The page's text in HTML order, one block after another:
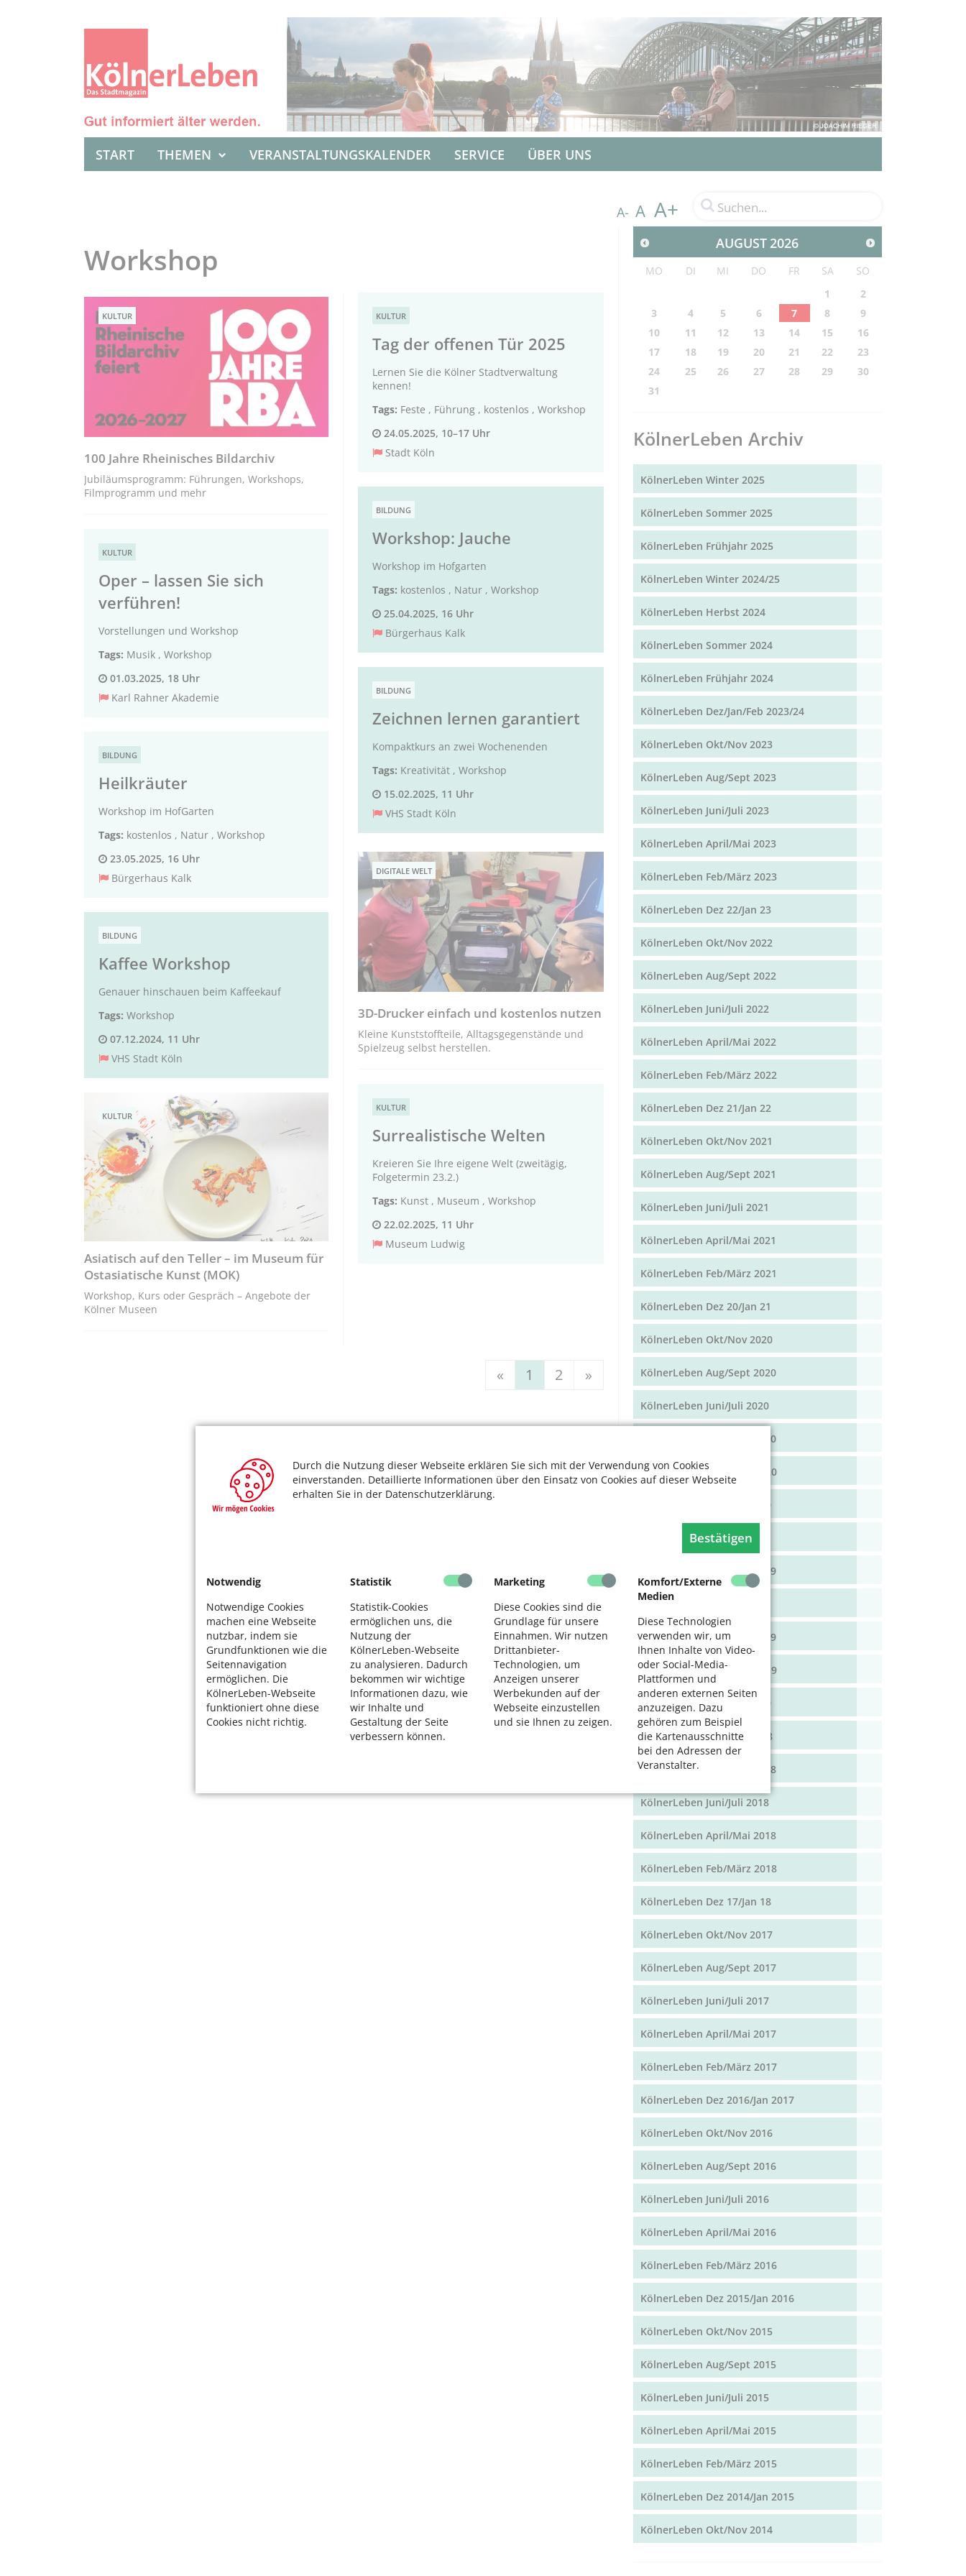
Durch die Nutzung dieser Webseite erklären Sie sich mit der Verwendung von Cookies
einverstanden. Detaillierte Informationen über den Einsatz von Cookies auf dieser Webseite
erhalten Sie in der Datenschutzerklärung.
Bestätigen
Notwendig
Notwendige Cookies
machen eine Webseite
nutzbar, indem sie
Grundfunktionen wie die
Seitennavigation
ermöglichen. Die
KölnerLeben-Webseite
funktioniert ohne diese
Cookies nicht richtig.
Statistik
Statistik-Cookies
ermöglichen uns, die
Nutzung der
KölnerLeben-Webseite
zu analysieren. Dadurch
bekommen wir wichtige
Informationen dazu, wie
wir Inhalte und
Gestaltung der Seite
verbessern können.
Marketing
Diese Cookies sind die
Grundlage für unsere
Einnahmen. Wir nutzen
Drittanbieter-
Technologien, um
Anzeigen unserer
Werbekunden auf der
Webseite einzustellen
und sie Ihnen zu zeigen.
Komfort/Externe
Medien
Diese Technologien
verwenden wir, um
Ihnen Inhalte von Video-
oder Social-Media-
Plattformen und
anderen externen Seiten
anzuzeigen. Dazu
gehören zum Beispiel
die Kartenausschnitte
bei den Adressen der
Veranstalter.
START THEMEN VERANSTALTUNGSKALENDER SERVICE ÜBER UNS
A- A A+
Workshop
KULTUR
100 Jahre Rheinisches Bildarchiv
Jubiläumsprogramm: Führungen, Workshops,
Filmprogramm und mehr
KULTUR
Oper – lassen Sie sich
verführen!
Vorstellungen und Workshop
Tags: Musik , Workshop
01.03.2025, 18 Uhr
Karl Rahner Akademie
BILDUNG
Heilkräuter
Workshop im HofGarten
Tags: kostenlos , Natur , Workshop
23.05.2025, 16 Uhr
Bürgerhaus Kalk
BILDUNG
Kaffee Workshop
Genauer hinschauen beim Kaffeekauf
Tags: Workshop
07.12.2024, 11 Uhr
VHS Stadt Köln
KULTUR
Asiatisch auf den Teller – im Museum für
Ostasiatische Kunst (MOK)
Workshop, Kurs oder Gespräch – Angebote der
Kölner Museen
KULTUR
Tag der offenen Tür 2025
Lernen Sie die Kölner Stadtverwaltung
kennen!
Tags: Feste , Führung , kostenlos ,Workshop
24.05.2025, 10–17 Uhr
Stadt Köln
BILDUNG
Workshop: Jauche
Workshop im Hofgarten
Tags: kostenlos , Natur ,Workshop
25.04.2025, 16 Uhr
Bürgerhaus Kalk
BILDUNG
Zeichnen lernen garantiert
Kompaktkurs an zwei Wochenenden
Tags: Kreativität ,Workshop
15.02.2025, 11 Uhr
VHS Stadt Köln
DIGITALE WELT
3D-Drucker einfach und kostenlos nutzen
Kleine Kunststoffteile, Alltagsgegenstände und
Spielzeug selbst herstellen.
KULTUR
Surrealistische Welten
Kreieren Sie Ihre eigene Welt (zweitägig,
Folgetermin 23.2.)
Tags: Kunst , Museum ,Workshop
22.02.2025, 11 Uhr
Museum Ludwig
« 1 2 »
AUGUST2026
MO DI MI DO FR SA
SO
1
2
3
4 5 6 7 8
9
10
11 12 13 14 15
16
17
18 19 20 21 22
23
24
25 26 27 28 29
30
31
KölnerLeben Archiv
KölnerLeben Winter 2025
KölnerLeben Sommer 2025
KölnerLeben Frühjahr 2025
KölnerLeben Winter 2024/25
KölnerLeben Herbst 2024
KölnerLeben Sommer 2024
KölnerLeben Frühjahr 2024
KölnerLeben Dez/Jan/Feb 2023/24
KölnerLeben Okt/Nov 2023
KölnerLeben Aug/Sept 2023
KölnerLeben Juni/Juli 2023
KölnerLeben April/Mai 2023
KölnerLeben Feb/März 2023
KölnerLeben Dez 22/Jan 23
KölnerLeben Okt/Nov 2022
KölnerLeben Aug/Sept 2022
KölnerLeben Juni/Juli 2022
KölnerLeben April/Mai 2022
KölnerLeben Feb/März 2022
KölnerLeben Dez 21/Jan 22
KölnerLeben Okt/Nov 2021
KölnerLeben Aug/Sept 2021
KölnerLeben Juni/Juli 2021
KölnerLeben April/Mai 2021
KölnerLeben Feb/März 2021
KölnerLeben Dez 20/Jan 21
KölnerLeben Okt/Nov 2020
KölnerLeben Aug/Sept 2020
KölnerLeben Juni/Juli 2020
KölnerLeben April/Mai 2020
KölnerLeben Feb/März 2020
KölnerLeben Dez 19/Jan 20
KölnerLeben Okt/Nov 19
KölnerLeben Aug/Sept 2019
KölnerLeben Juni/Juli 2019
KölnerLeben April/Mai 2019
KölnerLeben Feb/März 2019
KölnerLeben Dez 18/Jan 19
KölnerLeben Okt/Nov 2018
KölnerLeben Aug/Sept 2018
KölnerLeben Juni/Juli 2018
KölnerLeben April/Mai 2018
KölnerLeben Feb/März 2018
KölnerLeben Dez 17/Jan 18
KölnerLeben Okt/Nov 2017
KölnerLeben Aug/Sept 2017
KölnerLeben Juni/Juli 2017
KölnerLeben April/Mai 2017
KölnerLeben Feb/März 2017
KölnerLeben Dez 2016/Jan 2017
KölnerLeben Okt/Nov 2016
KölnerLeben Aug/Sept 2016
KölnerLeben Juni/Juli 2016
KölnerLeben April/Mai 2016
KölnerLeben Feb/März 2016
KölnerLeben Dez 2015/Jan 2016
KölnerLeben Okt/Nov 2015
KölnerLeben Aug/Sept 2015
KölnerLeben Juni/Juli 2015
KölnerLeben April/Mai 2015
KölnerLeben Feb/März 2015
KölnerLeben Dez 2014/Jan 2015
KölnerLeben Okt/Nov 2014